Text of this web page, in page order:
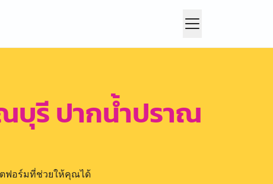
บุรี ปากน้ำปราณ
ฟอร์มที่ช่วยให้คุณได้